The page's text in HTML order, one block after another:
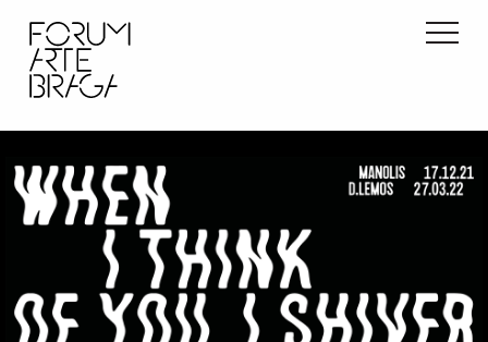
início exposições atividades info
contactos